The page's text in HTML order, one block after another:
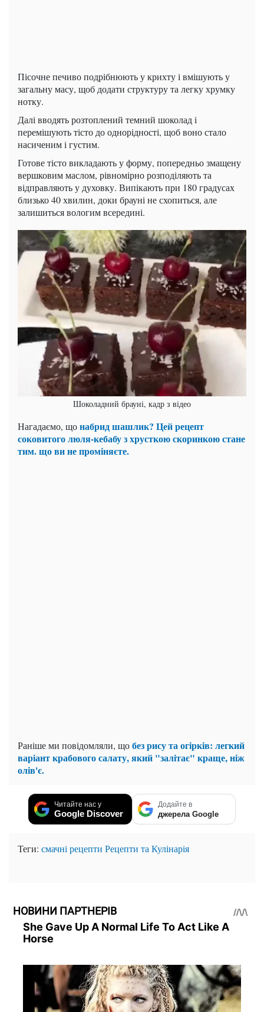
Пісочне печиво подрібнюють у крихту і вмішують у
загальну масу, щоб додати структуру та легку хрумку
нотку.
Далі вводять розтоплений темний шоколад і
перемішують тісто до однорідності, щоб воно стало
насиченим і густим.
Готове тісто викладають у форму, попередньо змащену
вершковим маслом, рівномірно розподіляють та
відправляють у духовку. Випікають при 180 градусах
близько 40 хвилин, доки брауні не схопиться, але
залишиться вологим всередині.
Шоколадний брауні, кадр з відео
Нагадаємо, щонабрид шашлик? Цей рецепт
соковитого люля-кебабу з хрусткою скоринкою стане
тим. що ви не проміняєте.
Раніше ми повідомляли, щобез рису та огірків: легкий
варіант крабового салату, який "залітає" краще, ніж
олів'є.
Читайте нас у
Google Discover
Додайте в
джерела Google
Теги: смачні рецепти Рецепти та Кулінарія
НОВИНИ ПАРТНЕРІВ
She Gave Up A Normal Life To Act Like A
Horse